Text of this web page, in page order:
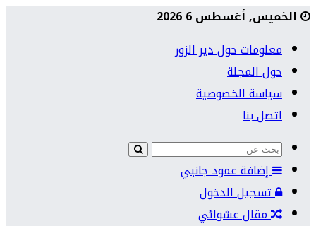
الخميس, أغسطس 6 2026
معلومات حول دير الزور
حول المجلة
سياسة الخصوصية
اتصل بنا
إضافة عمود جانبي
تسجيل الدخول
مقال عشوائي